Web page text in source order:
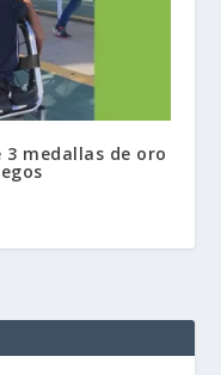
medallas de oro